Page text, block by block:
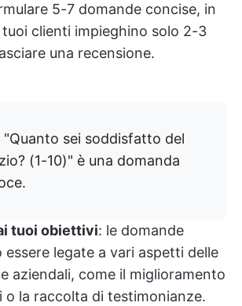
5-7 domande concise, in
clienti impieghino solo 2-3
una recensione.
"Quanto sei soddisfatto del
(1-10)" è una domanda
tuoi obiettivi: le domande
essere legate a vari aspetti delle
aziendali, come il miglioramento
o la raccolta di testimonianze.